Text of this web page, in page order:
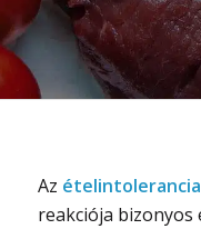
Az ételintolerancia
reakciója